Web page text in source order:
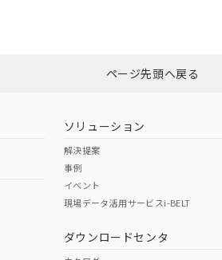
ダウンロードはこちら
（日本
（アメリカ
この
その他の認証は
ページ先頭へ戻る
ソリューション
解決提案
事例
イベント
現場データ活用サービスi-BELT
ダウンロードセンタ